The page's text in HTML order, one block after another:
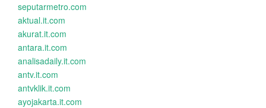
seputarmetro.com
aktual.it.com
akurat.it.com
antara.it.com
analisadaily.it.com
antv.it.com
antvklik.it.com
ayojakarta.it.com